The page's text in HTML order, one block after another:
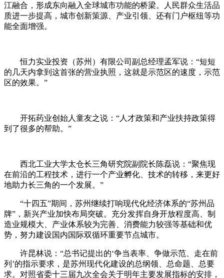
江融合，形成东向融入全球城市功能的桥梁。人民群众生活品
质进一步提高，城市创新策源、产业引领、还有门户枢纽等功
能全面增强。
恒力实业投资（苏州）有限公司副总经理孟军说：“短短
的几天内拿到这首张的营业执照，这就是示范区的速度，示范
区的效果。”
开拓药业创始人童友之说：“人才政策和产业扶持政策得
到了很多的帮助。”
西北工业大学太仓长三角研究院副院长陈磊说：“聚焦现
在前沿的工程技术，进行一个产业孵化、技术的转移，来更好
地助力长三角的一个发展。”
“十四五”期间，苏州继续打响现代化经济体系的“苏州品
牌”，新兴产业加快布局突破。充分发挥自身开放程度高、制
造业规模大、产业体系较为完善、消费能力较强等基础和优
势，努力建设国内国际双循环重要节点城市。
许昆林说：“总书记提出的‘争当表率、争做示范、走在前
列’的指示要求，是苏州现代化建设的总纲领、总命题、总要
求。对照省委十三届九次全会关于明年主要发展指标的安排，